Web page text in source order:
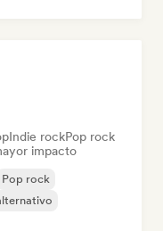
Indie rockPop rock
impacto
Pop rock